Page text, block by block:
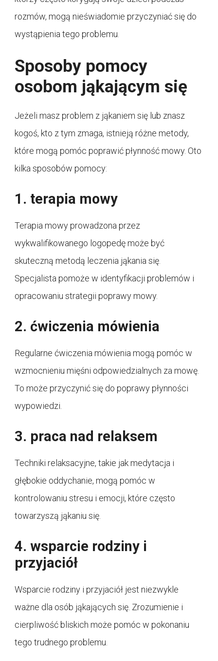
rozmów, mogą nieświadomie przyczyniać się do
wystąpienia tego problemu.
Sposoby pomocy
osobom jąkającym się
Jeżeli masz problem z jąkaniem się lub znasz
kogoś, kto z tym zmaga, istnieją różne metody,
które mogą pomóc poprawić płynność mowy. Oto
kilka sposobów pomocy:
1. terapia mowy
Terapia mowy prowadzona przez
wykwalifikowanego logopedę może być
skuteczną metodą leczenia jąkania się.
Specjalista pomoże w identyfikacji problemów i
opracowaniu strategii poprawy mowy.
2. ćwiczenia mówienia
Regularne ćwiczenia mówienia mogą pomóc w
wzmocnieniu mięśni odpowiedzialnych za mowę.
To może przyczynić się do poprawy płynności
wypowiedzi.
3. praca nad relaksem
Techniki relaksacyjne, takie jak medytacja i
głębokie oddychanie, mogą pomóc w
kontrolowaniu stresu i emocji, które często
towarzyszą jąkaniu się.
4. wsparcie rodziny i
przyjaciół
Wsparcie rodziny i przyjaciół jest niezwykle
ważne dla osób jąkających się. Zrozumienie i
cierpliwość bliskich może pomóc w pokonaniu
tego trudnego problemu.